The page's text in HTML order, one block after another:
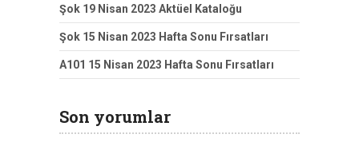
Şok 19 Nisan 2023 Aktüel Kataloğu
Şok 15 Nisan 2023 Hafta Sonu Fırsatları
A101 15 Nisan 2023 Hafta Sonu Fırsatları
Son yorumlar